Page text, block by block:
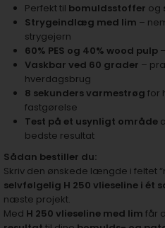
Perfekt til bomuldsstoffer og
Strygeindlæg med lim –
strygejern
60% PES og 40% wood pulp
Vaskbar ved 60 grader –
hverdagsbrug
8 sekunders varmestrøg for
fastgørelse
Test på et usynligt område
bedste resultat
Sådan bestiller du:
Skriv den ønskede længde i feltet
selvfølgelig H 250 vlieseline i ét
næste projekt.
Med H 250 vlieseline med lim får